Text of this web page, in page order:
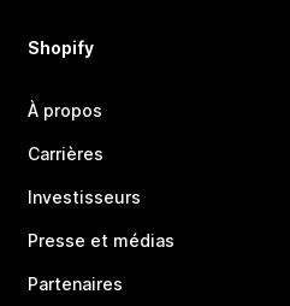
Shopify
À propos
Carrières
Investisseurs
Presse et médias
Partenaires